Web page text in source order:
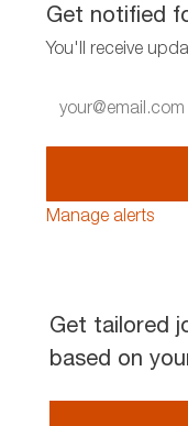
Get notified
You'll receive
Email
address
Manage alerts
Get tailored
based on